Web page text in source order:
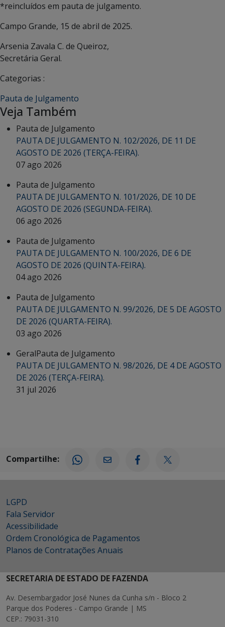
*reincluídos em pauta de julgamento.
Campo Grande, 15 de abril de 2025.
Arsenia Zavala C. de Queiroz,
Secretária Geral.
Categorias :
Pauta de Julgamento
Veja Também
Pauta de Julgamento
PAUTA DE JULGAMENTO N. 102/2026, DE 11 DE
AGOSTO DE 2026 (TERÇA-FEIRA).
07 ago 2026
Pauta de Julgamento
PAUTA DE JULGAMENTO N. 101/2026, DE 10 DE
AGOSTO DE 2026 (SEGUNDA-FEIRA).
06 ago 2026
Pauta de Julgamento
PAUTA DE JULGAMENTO N. 100/2026, DE 6 DE
AGOSTO DE 2026 (QUINTA-FEIRA).
04 ago 2026
Pauta de Julgamento
PAUTA DE JULGAMENTO N. 99/2026, DE 5 DE AGOSTO
DE 2026 (QUARTA-FEIRA).
03 ago 2026
GeralPauta de Julgamento
PAUTA DE JULGAMENTO N. 98/2026, DE 4 DE AGOSTO
DE 2026 (TERÇA-FEIRA).
31 jul 2026
Compartilhe:
LGPD
Fala Servidor
Acessibilidade
Ordem Cronológica de Pagamentos
Planos de Contratações Anuais
SECRETARIA DE ESTADO DE FAZENDA
Av. Desembargador José Nunes da Cunha s/n - Bloco 2
Parque dos Poderes - Campo Grande | MS
CEP.: 79031-310